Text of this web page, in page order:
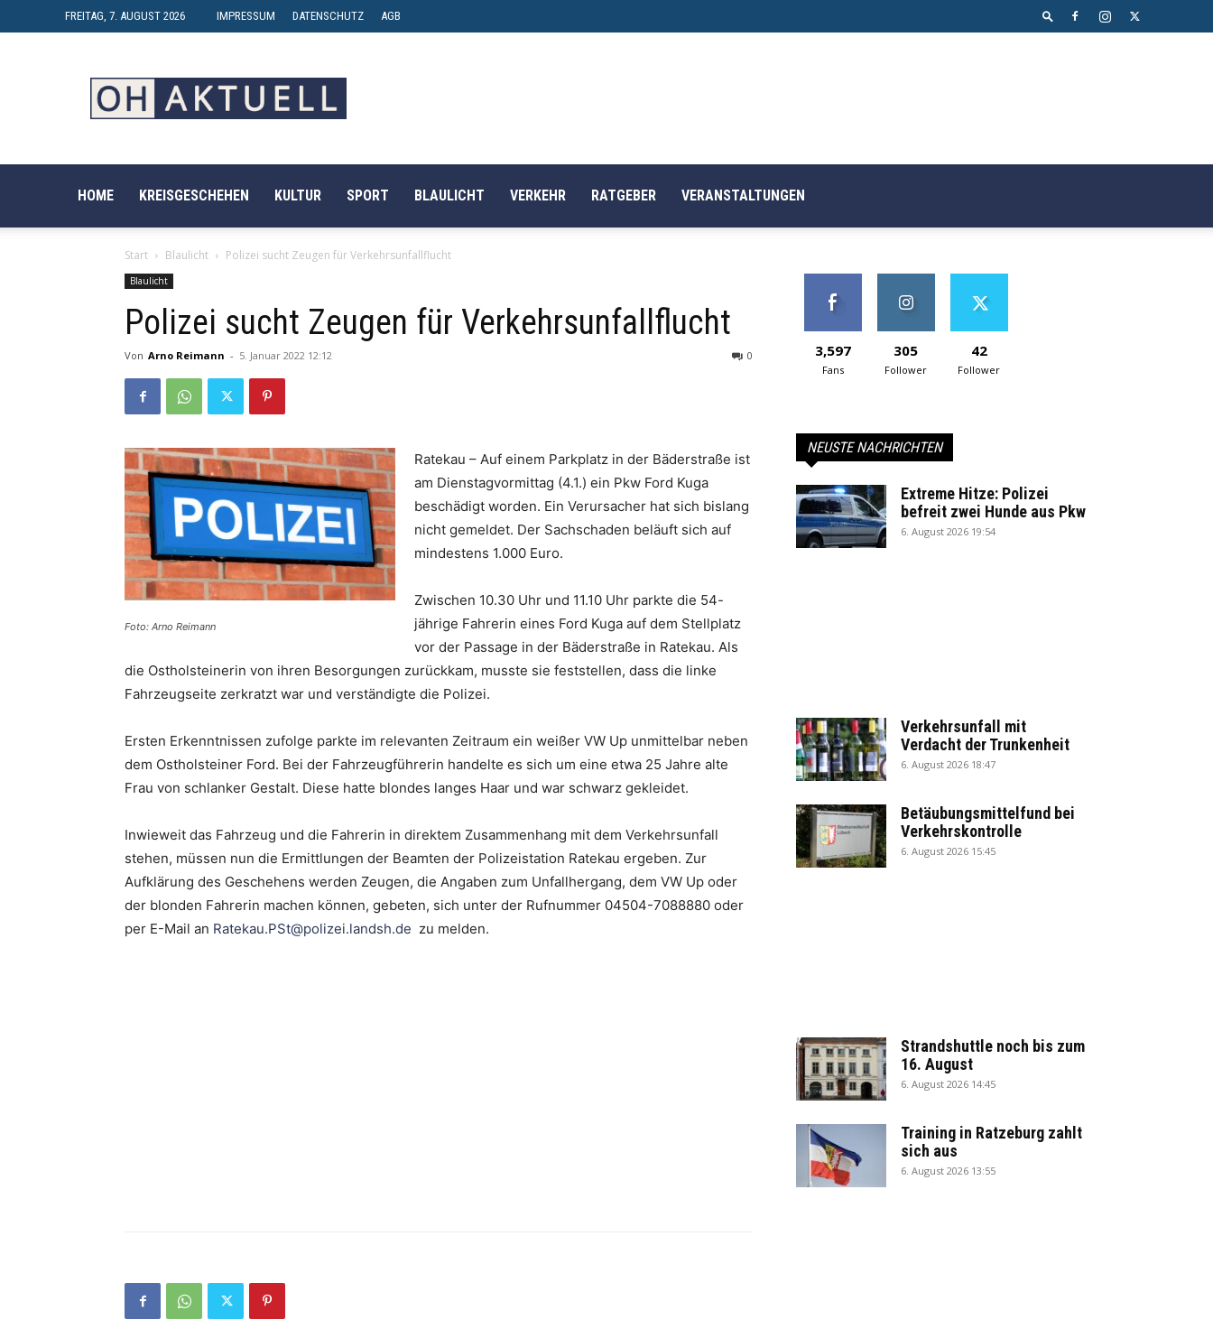
FREITAG, 7. AUGUST 2026 IMPRESSUM DATENSCHUTZ AGB
AKTUELL
HOME KREISGESCHEHEN KULTUR SPORT BLAULICHT VERKEHR RATGEBER VERANSTALTUNGEN
Start Blaulicht Polizei sucht Zeugen für Verkehrsunfallflucht
Blaulicht
Polizei sucht Zeugen für Verkehrsunfallflucht
Von Arno Reimann - 5. Januar 2022 12:12 0
Foto: Arno Reimann
Ratekau – Auf einem Parkplatz in der Bäderstraße ist
am Dienstagvormittag (4.1.) ein Pkw Ford Kuga
beschädigt worden. Ein Verursacher hat sich bislang
nicht gemeldet. Der Sachschaden beläuft sich auf
mindestens 1.000 Euro.
Zwischen 10.30 Uhr und 11.10 Uhr parkte die 54-
jährige Fahrerin eines Ford Kuga auf dem Stellplatz
vor der Passage in der Bäderstraße in Ratekau. Als
die Ostholsteinerin von ihren Besorgungen zurückkam, musste sie feststellen, dass die linke
Fahrzeugseite zerkratzt war und verständigte die Polizei.
Ersten Erkenntnissen zufolge parkte im relevanten Zeitraum ein weißer VW Up unmittelbar neben
dem Ostholsteiner Ford. Bei der Fahrzeugführerin handelte es sich um eine etwa 25 Jahre alte
Frau von schlanker Gestalt. Diese hatte blondes langes Haar und war schwarz gekleidet.
Inwieweit das Fahrzeug und die Fahrerin in direktem Zusammenhang mit dem Verkehrsunfall
stehen, müssen nun die Ermittlungen der Beamten der Polizeistation Ratekau ergeben. Zur
Aufklärung des Geschehens werden Zeugen, die Angaben zum Unfallhergang, dem VW Up oder
der blonden Fahrerin machen können, gebeten, sich unter der Rufnummer 04504-7088880 oder
per E-Mail an Ratekau.PSt@polizei.landsh.de zu melden.
3,597
Fans
305
Follower
42
Follower
NEUSTE NACHRICHTEN
Extreme Hitze: Polizei
befreit zwei Hunde aus Pkw
6. August 2026 19:54
Verkehrsunfall mit
Verdacht der Trunkenheit
6. August 2026 18:47
Betäubungsmittelfund bei
Verkehrskontrolle
6. August 2026 15:45
Strandshuttle noch bis zum
16. August
6. August 2026 14:45
Training in Ratzeburg zahlt
sich aus
6. August 2026 13:55